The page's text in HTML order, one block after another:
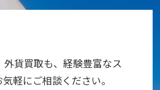
貨買取も、経験豊富なス
軽にご相談ください。